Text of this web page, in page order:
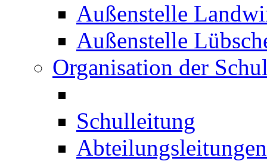
Außenstelle
Außenstelle
Organisation der
Schulleitung
Abteilungsleitungen